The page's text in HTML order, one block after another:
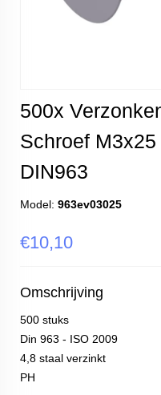
500x
Schroef
DIN963
Model: 963ev03025
€10,10
Omschrijving
500 stuks
Din 963 - ISO 2009
4,8 staal verzinkt
PH